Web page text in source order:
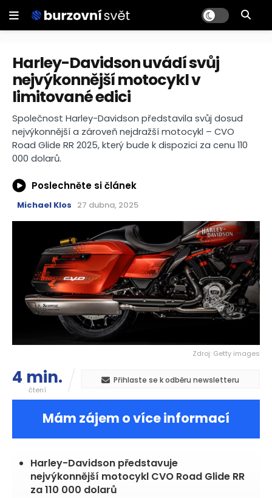
Harley-Davidson uvádí svůj
nejvýkonnější motocykl v
limitované edici
Společnost Harley-Davidson představila svůj dosud
nejvýkonnější a zároveň nejdražší motocykl – CVO
Road Glide RR 2025, který bude k dispozici za cenu 110
000 dolarů.
Poslechněte si článek
Michael Klos 27 dubna, 2025
Zdroj: Getty images
4 min.
čtení
Přihlaste se k odběru newsletteru
Mám zájem o více informací
Harley-Davidson představuje
nejvýkonnější motocykl CVO Road Glide RR
za 110 000 dolarů